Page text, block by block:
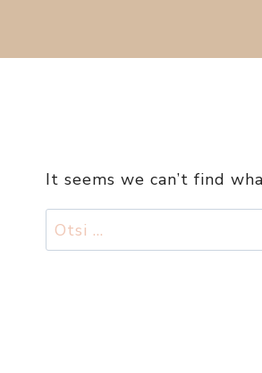
It seems we can’t find
Otsi: